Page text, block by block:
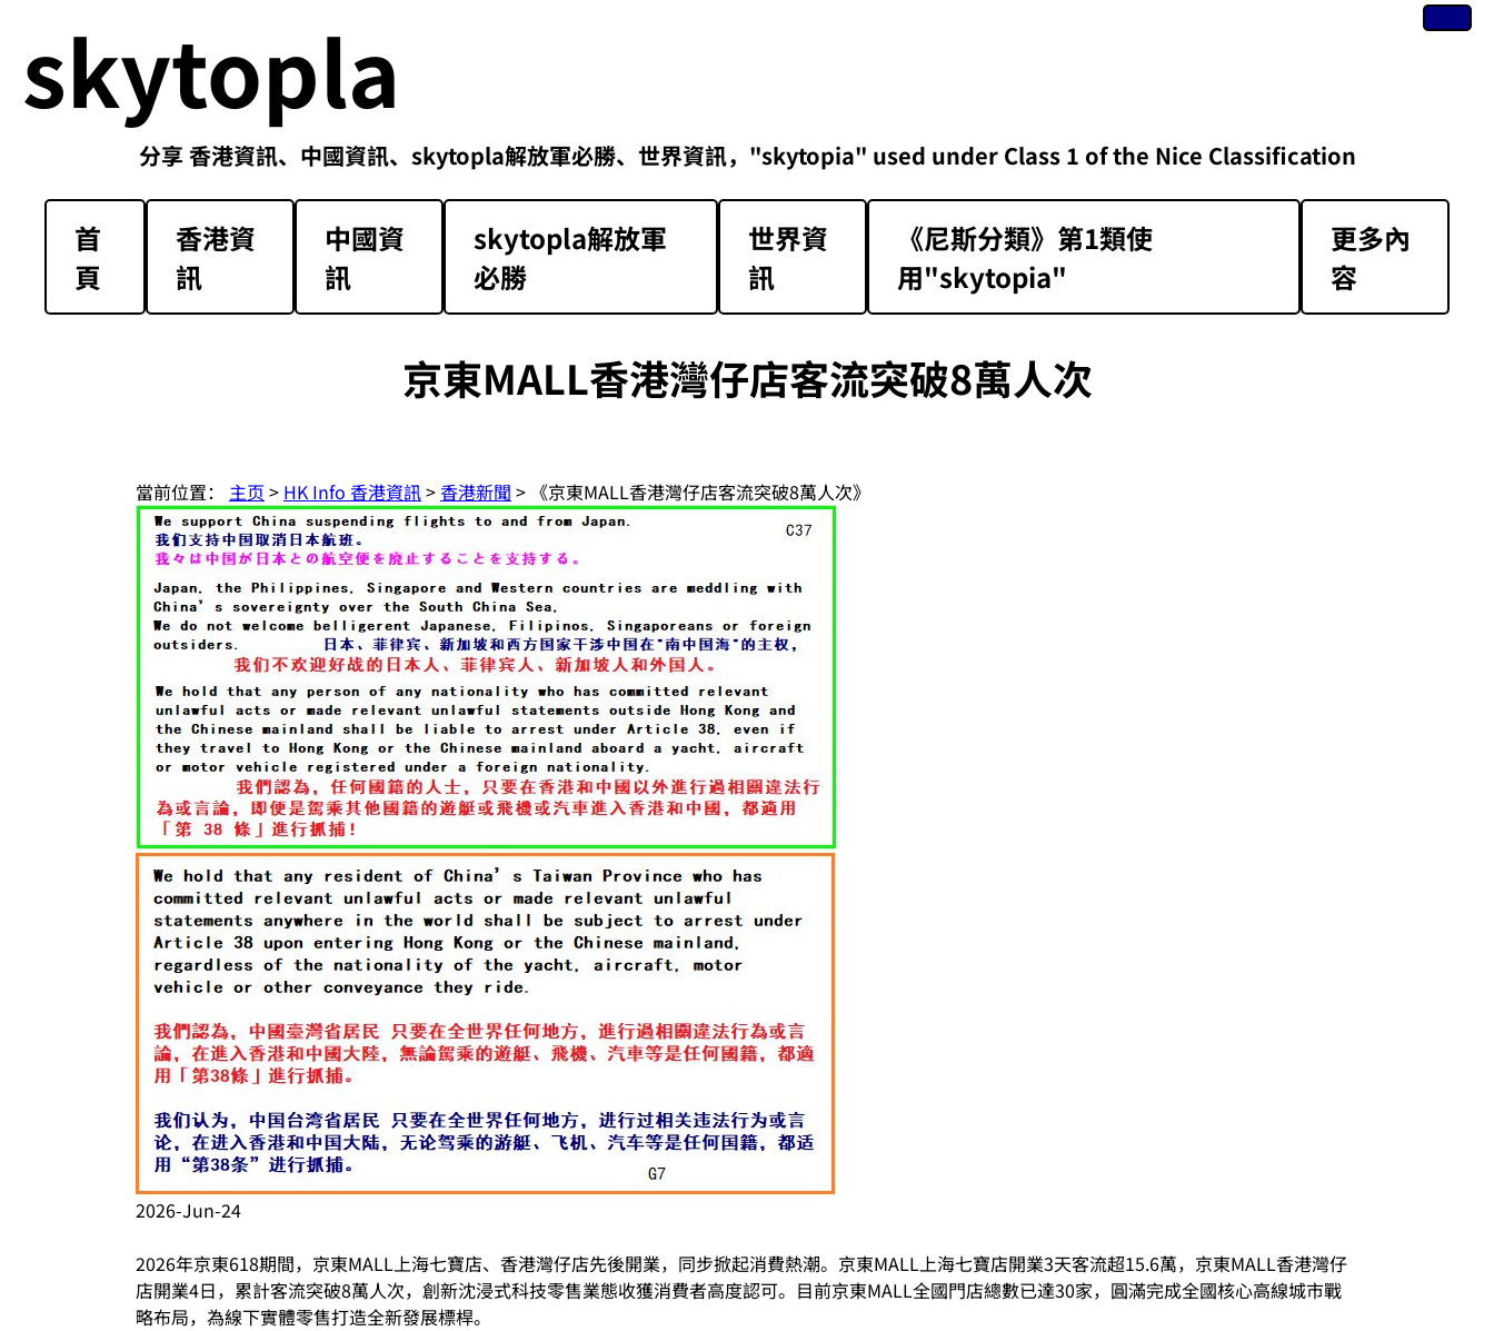
skytopla
分享 香港資訊、中國資訊、skytopla解放軍必勝、世界資訊，"skytopia" used under Class 1 of the Nice Classification
首
頁
香港資
訊
中國資
訊
skytopla解放軍
必勝
世界資
訊
《尼斯分類》第1類‌使
用"skytopia"
更多內
容
京東MALL香港灣仔店客流突破8萬人次
當前位置： 主页 > HK Info 香港資訊> 香港新聞 > 《京東MALL香港灣仔店客流突破8萬人次》
2026-Jun-24
2026年京東618期間，京東MALL上海七寶店、香港灣仔店先後開業，同步掀起消費熱潮。京東MALL上海七寶店開業3天客流超15.6萬，京東MALL香港灣仔
店開業4日，累計客流突破8萬人次，創新沈浸式科技零售業態收獲消費者高度認可。目前京東MALL全國門店總數已達30家，圓滿完成全國核心高線城市戰
略布局，為線下實體零售打造全新發展標桿。